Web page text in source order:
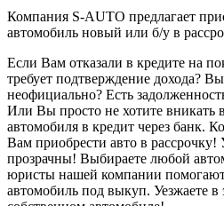
Компания S-AUTO предлагает
автомобиль новый или б/у в
Если Вам отказали в кредите на
требует подтверждение дохода?
неофициально? Есть
Или Вы просто не хотите вникать
автомобиля в кредит через банк.
Вам приобрести авто в рассрочку!
прозрачны! Выбираете любой
юристы нашей компании
автомобиль под выкуп. Уезжаете в